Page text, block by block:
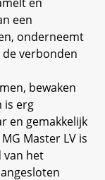
een
onderneemt
verbonden
bewaken
is erg
en gemakkelijk
Master LV is
van het